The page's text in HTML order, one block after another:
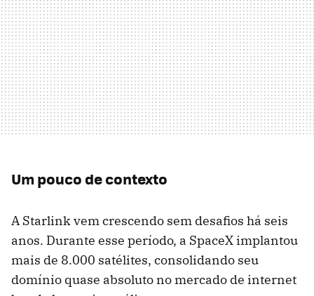
Um pouco de contexto
A Starlink vem crescendo sem desafios há seis
anos. Durante esse período, a SpaceX implantou
mais de 8.000 satélites, consolidando seu
domínio quase absoluto no mercado de internet